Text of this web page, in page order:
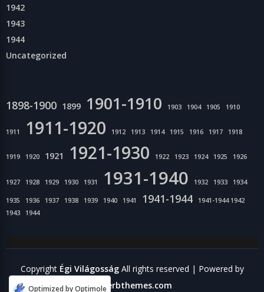
1942
1943
1944
Uncategorized
1898-1900 1899 1901-1910 1903 1904 1905 1910
1911 1911-1920 1912 1913 1914 1915 1916 1917 1918
1919 1920 1921 1921-1930 1922 1923 1924 1925 1926
1927 1928 1929 1930 1931 1931-1940 1932 1933 1934
1935 1936 1937 1938 1939 1940 1941 1941-1944
1941-1944 1942
1943
1944
Copyright Égi VilágosságAll rights reserved | Powered by
Superbthemes.com
Optimized by Optimole